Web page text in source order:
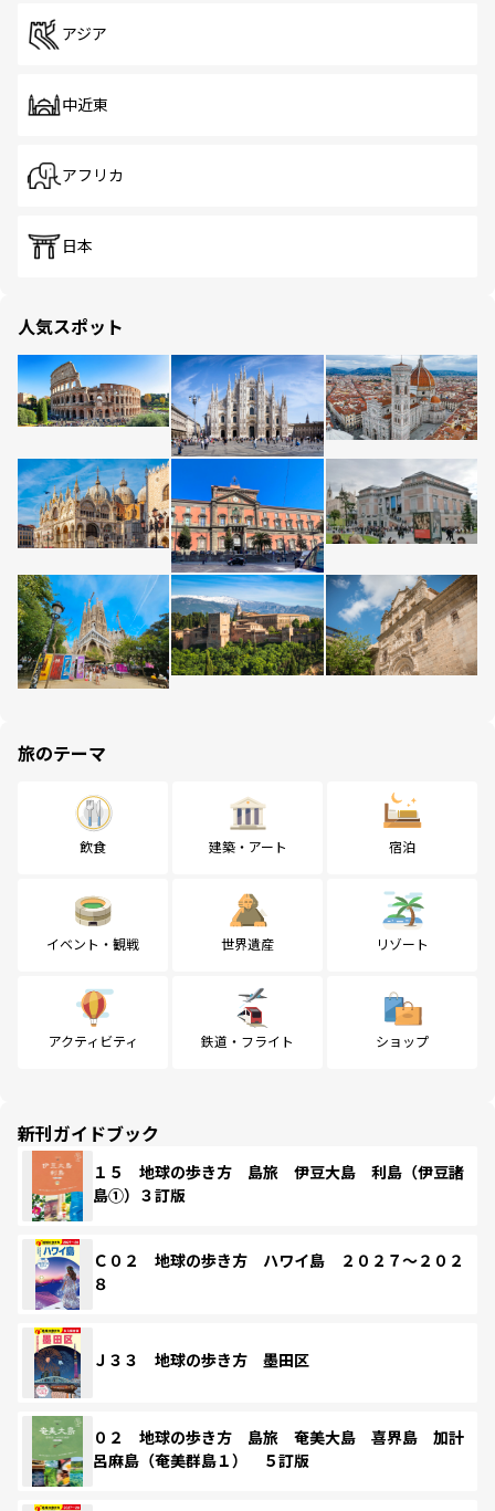
アジア
中近東
アフリカ
日本
人気スポット
旅のテーマ
飲食 建築・アート 宿泊
イベント・観戦 世界遺産 リゾート
アクティビティ 鉄道・フライト ショップ
新刊ガイドブック
１５ 地球の歩き方 島旅 伊豆大島 利島（伊豆諸
島①）３訂版
Ｃ０２ 地球の歩き方 ハワイ島 ２０２７～２０２
８
Ｊ３３ 地球の歩き方 墨田区
０２ 地球の歩き方 島旅 奄美大島 喜界島 加計
呂麻島（奄美群島１） ５訂版